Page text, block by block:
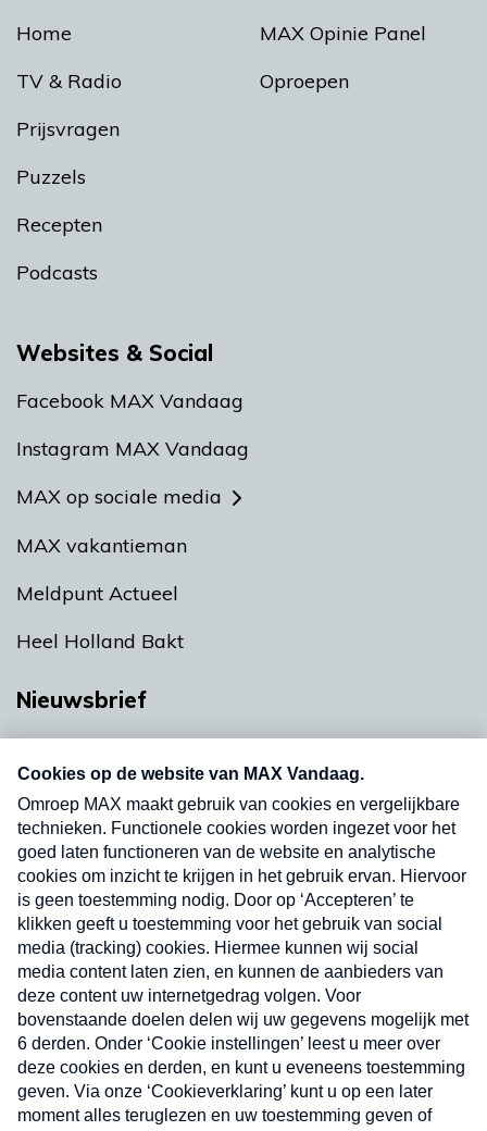
Home
TV & Radio
Prijsvragen
Puzzels
Recepten
Podcasts
MAX Opinie Panel
Oproepen
Websites & Social
Facebook MAX Vandaag
Instagram MAX Vandaag
MAX op sociale media
MAX vakantieman
Meldpunt Actueel
Heel Holland Bakt
Nieuwsbrief
nieuwsbrief. Elke vrijdag- en dinsdagochtend in
uw mailbox.
Verzend
Nieuwsbrief
Neem hier een gratis abonnement op onze